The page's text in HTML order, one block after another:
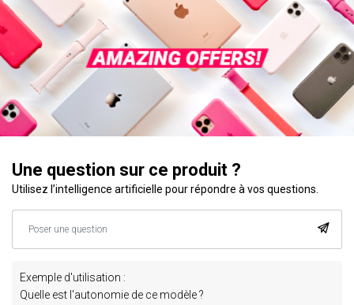
Une question sur ce produit ?
Utilisez l’intelligence artificielle pour répondre à vos questions.
Exemple d'utilisation :
Quelle est l'autonomie de ce modèle ?